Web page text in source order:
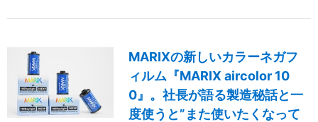
MARIXの新しいカラーネガフ
ィルム『MARIX aircolor 10
0』。社長が語る製造秘話と一
度使うと”また使いたくなって